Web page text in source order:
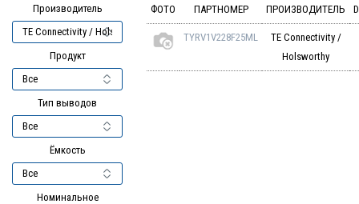
Производитель
Продукт
Тип выводов
Ёмкость
Номинальное
ФОТО ПАРТНОМЕР ПРОИЗВОДИТЕЛЬ
TYRV1V228F25ML
TE Connectivity /
Holsworthy